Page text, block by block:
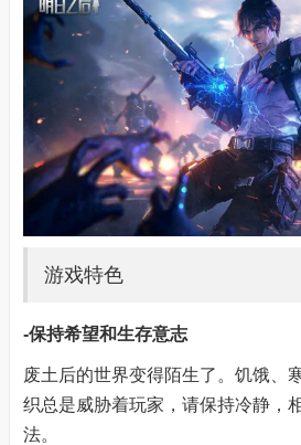
游戏特色
-保持希望和生存意志
废土后的世界变得陌生了。饥饿、
织总是威胁着玩家，请保持冷静，
法。